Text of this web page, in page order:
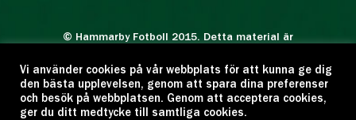
© Hammarby Fotboll 2015. Detta material är
Eftertryck eller annan kopiering är förbjuden.
Citera oss gärna men ange källan:
www.hammarbyfotboll.se. Ansvarig utgivare:
Vi använder cookies på vår webbplats för att kunna ge dig
den bästa upplevelsen, genom att spara dina preferenser
och besök på webbplatsen. Genom att acceptera cookies,
ger du ditt medtycke till samtliga cookies.